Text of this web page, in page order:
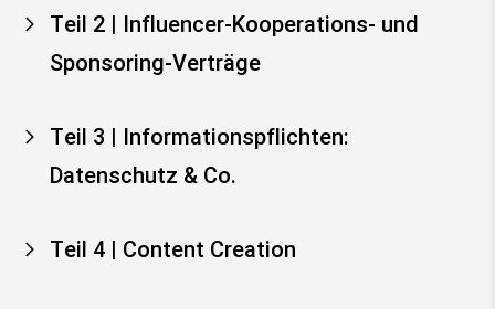
Teil 2 | Influencer-Kooperations- und
Sponsoring-Verträge
Teil 3 | Informationspflichten:
Datenschutz & Co.
Teil 4 | Content Creation